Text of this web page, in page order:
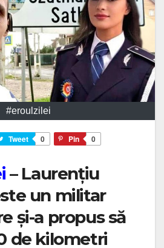
#eroulzilei
Tweet 0 Pin 0
– Laurențiu
un militar
și-a propus să
de kilometri